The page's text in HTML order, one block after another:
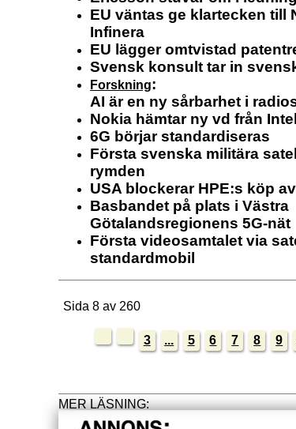
EU väntas ge klartecken till
Infinera
EU lägger omtvistad
Svensk konsult tar in
Forskning:
AI är en ny sårbarhet i
Nokia hämtar ny vd från Intel
6G börjar standardiseras
Första svenska militära
rymden
USA blockerar HPE:s köp
Basbandet på plats i Västra
Götalandsregionens 5G-nät
Första videosamtalet via
standardmobil
Sida 8 av 260
3 ... 5 6 7 8 9